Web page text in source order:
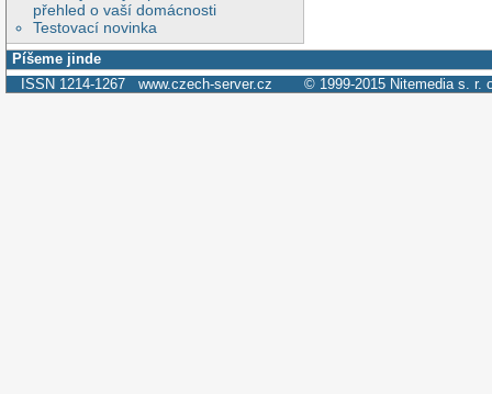
přehled o vaší domácnosti
Testovací novinka
Píšeme jinde
ISSN 1214-1267 www.czech-server.cz © 1999-2015 Nitemedia s. r.